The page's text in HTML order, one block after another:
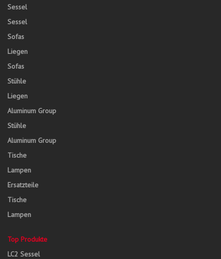
Sessel
Sessel
Sofas
Liegen
Sofas
Stühle
Liegen
Aluminum Group
Stühle
Aluminum Group
Tische
Lampen
Ersatzteile
Tische
Lampen
Top Produkte
LC2 Sessel